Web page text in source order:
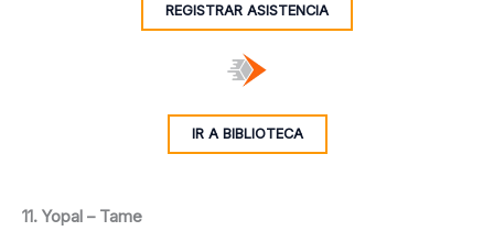
REGISTRAR ASISTENCIA
IR A BIBLIOTECA
11. Yopal – Tame